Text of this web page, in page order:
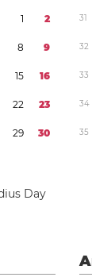
1 2
8 9
15 16
22 23
29 30
Day
31
32
33
34
35